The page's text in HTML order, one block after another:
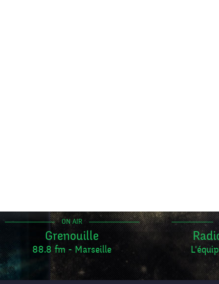
ON AIR
Grenouille
88.8 fm - Marseille